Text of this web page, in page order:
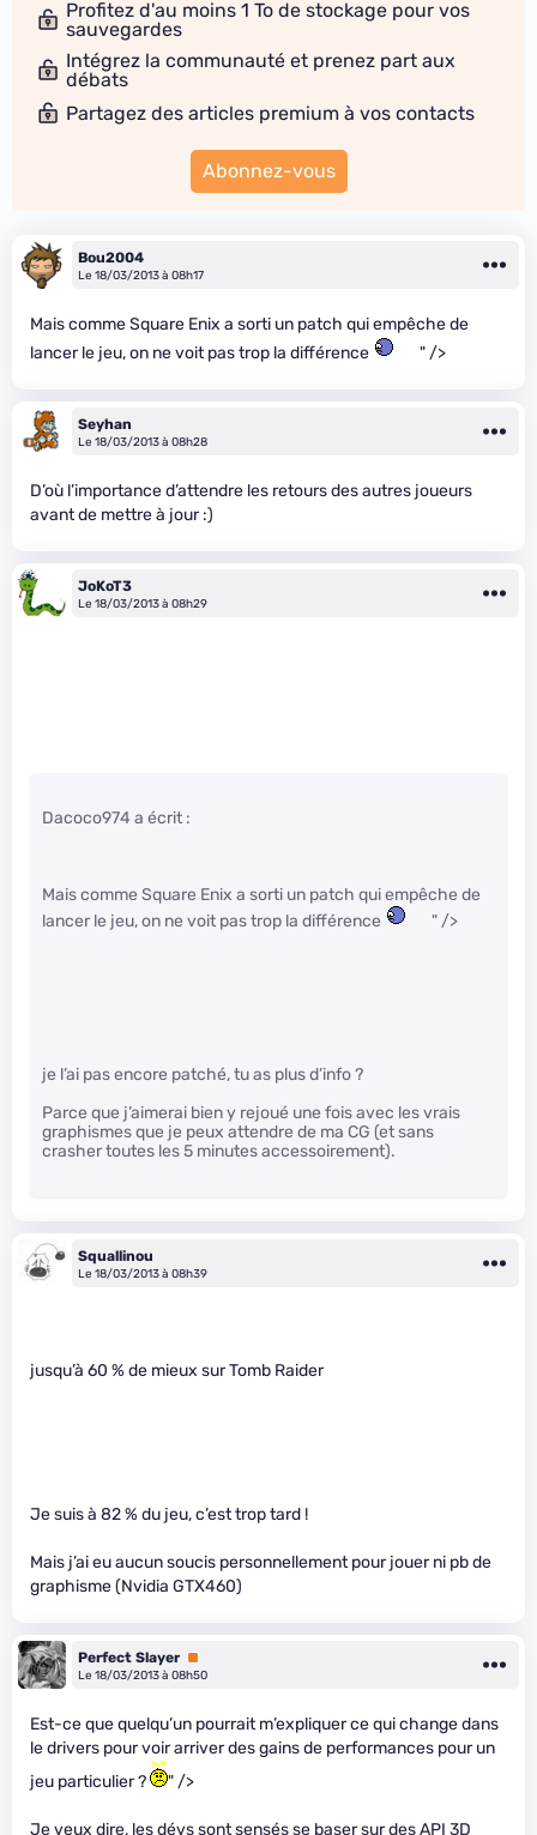
Profitez d'au moins 1 To de stockage pour vos
sauvegardes
Intégrez la communauté et prenez part aux
débats
Partagez des articles premium à vos contacts
Abonnez-vous
Bou2004
Le 18/03/2013 à 08h17
Mais comme Square Enix a sorti un patch qui empêche de
lancer le jeu, on ne voit pas trop la différence
" />
Seyhan
Le 18/03/2013 à 08h28
D’où l’importance d’attendre les retours des autres joueurs
avant de mettre à jour :)
JoKoT3
Le 18/03/2013 à 08h29
Dacoco974 a écrit :
Mais comme Square Enix a sorti un patch qui empêche de
lancer le jeu, on ne voit pas trop la différence
" />
je l’ai pas encore patché, tu as plus d’info ?
Parce que j’aimerai bien y rejoué une fois avec les vrais
graphismes que je peux attendre de ma CG (et sans
crasher toutes les 5 minutes accessoirement).
Squallinou
Le 18/03/2013 à 08h39
jusqu’à 60 % de mieux sur Tomb Raider
Je suis à 82 % du jeu, c’est trop tard !
Mais j’ai eu aucun soucis personnellement pour jouer ni pb de
graphisme (Nvidia GTX460)
Perfect Slayer Premium
Le 18/03/2013 à 08h50
Est-ce que quelqu’un pourrait m’expliquer ce qui change dans
le drivers pour voir arriver des gains de performances pour un
jeu particulier ?
" />
Je veux dire, les dévs sont sensés se baser sur des API 3D